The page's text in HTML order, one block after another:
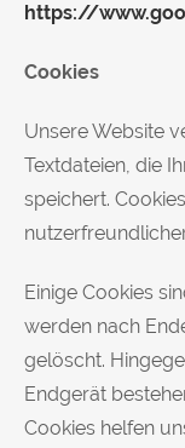
https://
Cookies
Unsere Website
Textdateien, die
speichert.
Einige Cookies
werden nach
gelöscht.
Endgerät
Cookies helfen